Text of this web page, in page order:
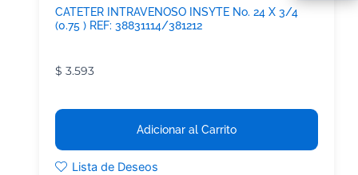
CATETER INTRAVENOSO INSYTE No. 24 X 3/4
(0.75 ) REF: 38831114/381212
$ 3.593
Adicionar al Carrito
Lista de Deseos